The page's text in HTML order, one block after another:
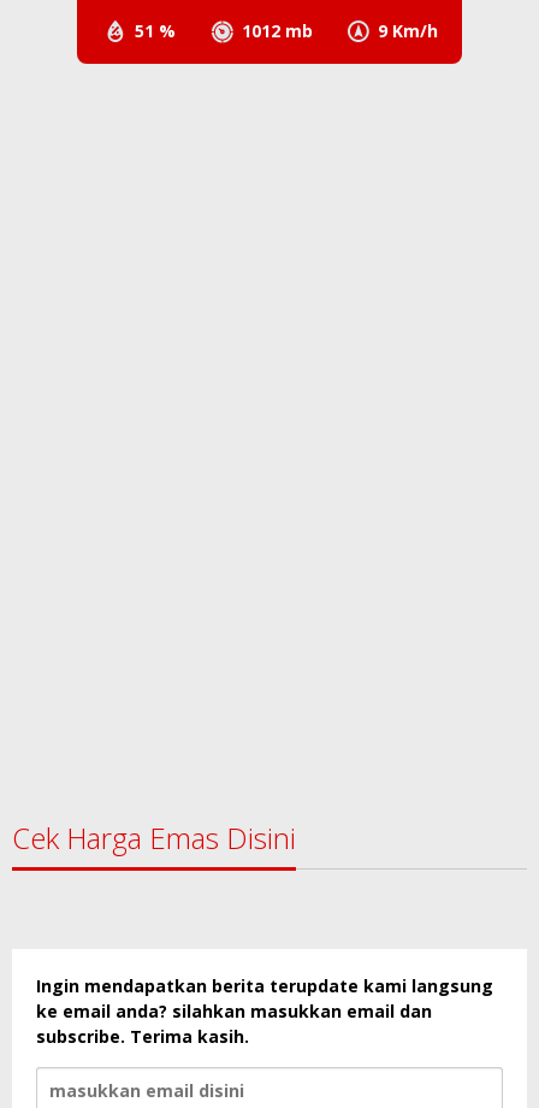
51 % 1012 mb 9 Km/h
Cek Harga Emas Disini
Ingin mendapatkan berita terupdate kami langsung
ke email anda? silahkan masukkan email dan
subscribe. Terima kasih.